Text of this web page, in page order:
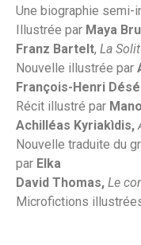
Une biographie semi-
Illustrée par Maya
Franz Bartelt, La
Nouvelle illustrée par
François-Henri
Récit illustré par
Achilléas Kyriakìdis,
Nouvelle traduite du
par Elka
David Thomas, Le
Microfictions